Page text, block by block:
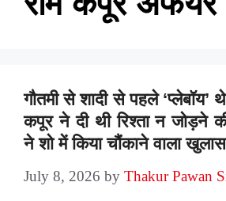
गौतमी से शादी से पहले ‘प्लेबॉय’
कपूर ने दी थी रिश्ता न जोड़ने
ने शो में किया चौंकाने वाला
July 8, 2026 by Thakur Pawan